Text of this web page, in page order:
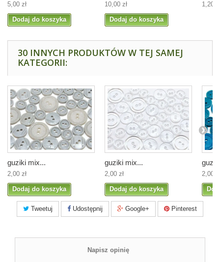
5,00 zł
Dodaj do koszyka
10,00 zł
Dodaj do koszyka
1,20
30 INNYCH PRODUKTÓW W TEJ SAMEJ
KATEGORII:
guziki mix...
2,00 zł
Dodaj do koszyka
guziki mix...
2,00 zł
Dodaj do koszyka
2,00
Tweetuj Udostępnij Google+ Pinterest
Napisz opinię